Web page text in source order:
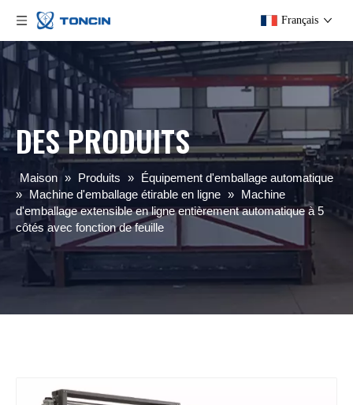
Français
DES PRODUITS
Maison » Produits » Équipement d'emballage automatique
» Machine d'emballage étirable en ligne » Machine
d'emballage extensible en ligne entièrement automatique à 5
côtés avec fonction de feuille